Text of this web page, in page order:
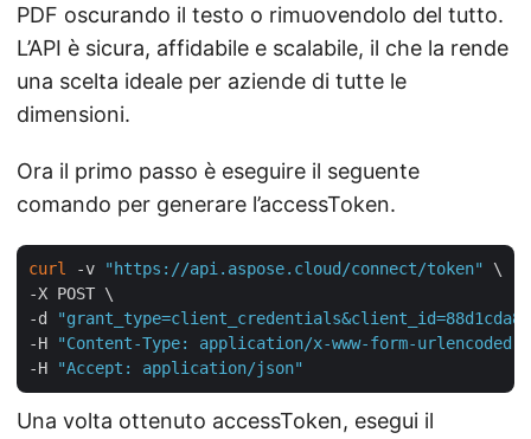
PDF oscurando il testo o rimuovendolo del tutto.
L’API è sicura, affidabile e scalabile, il che la rende
una scelta ideale per aziende di tutte le
dimensioni.
Ora il primo passo è eseguire il seguente
comando per generare l’accessToken.
curl -v "https://api.aspose.cloud/connect/token"
\
-X POST \
-d
"grant_type=client_credentials&client_id=88d1cda8-
-H
"Content-Type: application/x-www-form-urlencoded"
-H
"Accept: application/json"
Una volta ottenuto accessToken, esegui il